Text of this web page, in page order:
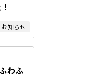
お知らせ
わふ